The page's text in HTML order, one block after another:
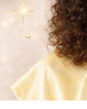
ТЕРАПИЯ
Электромиография